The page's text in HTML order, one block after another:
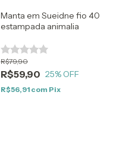
Manta em Sueidne fio 40
estampada animalia
R$59,90
R$79,90
25% OFF
R$56,91 com Pix